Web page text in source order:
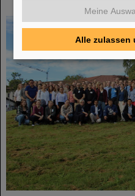
Meine
Alle zulassen